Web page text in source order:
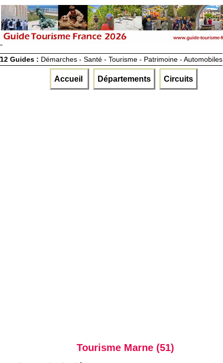
12 Guides : Démarches - Santé - Tourisme - Patrimoine - Automobiles
Accueil Départements Circuits
Tourisme Marne (51)